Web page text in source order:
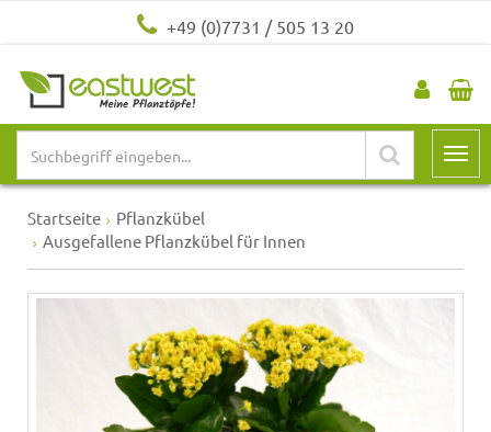
+49 (0)7731 / 505 13 20
Startseite
Pflanzkübel
Ausgefallene Pflanzkübel für Innen